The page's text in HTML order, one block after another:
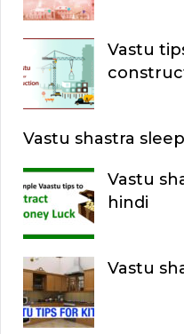
Vastu
Vastu shastra
Vastu
hindi
Vastu